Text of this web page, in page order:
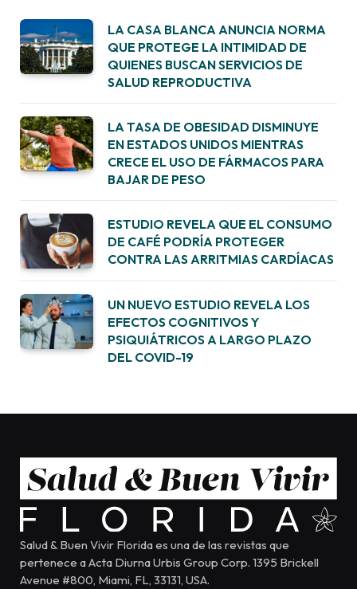
LA CASA BLANCA ANUNCIA NORMA
QUE PROTEGE LA INTIMIDAD DE
QUIENES BUSCAN SERVICIOS DE
SALUD REPRODUCTIVA
LA TASA DE OBESIDAD DISMINUYE
EN ESTADOS UNIDOS MIENTRAS
CRECE EL USO DE FÁRMACOS PARA
BAJAR DE PESO
ESTUDIO REVELA QUE EL CONSUMO
DE CAFÉ PODRÍA PROTEGER
CONTRA LAS ARRITMIAS CARDÍACAS
UN NUEVO ESTUDIO REVELA LOS
EFECTOS COGNITIVOS Y
PSIQUIÁTRICOS A LARGO PLAZO
DEL COVID-19
Salud & Buen Vivir Florida es una de las revistas que
pertenece a Acta Diurna Urbis Group Corp. 1395 Brickell
Avenue #800, Miami, FL, 33131, USA.